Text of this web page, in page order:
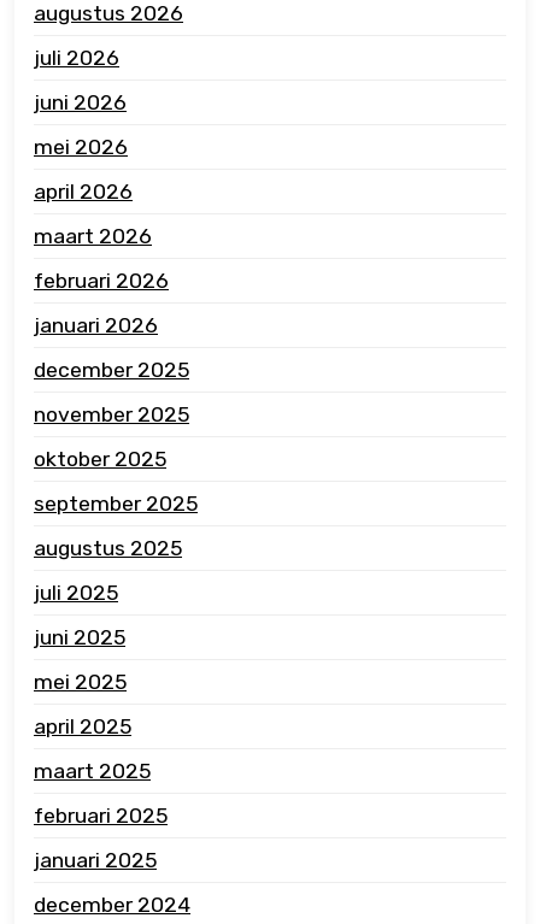
augustus 2026
juli 2026
juni 2026
mei 2026
april 2026
maart 2026
februari 2026
januari 2026
december 2025
november 2025
oktober 2025
september 2025
augustus 2025
juli 2025
juni 2025
mei 2025
april 2025
maart 2025
februari 2025
januari 2025
december 2024